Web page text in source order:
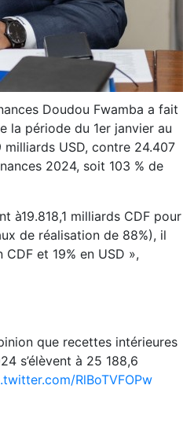
Doudou Fwamba a fait
la période du 1er janvier au
milliards USD, contre 24.407
2024, soit 103 % de
à19.818,1 milliards CDF pour
de réalisation de 88%), il
et 19% en USD »,
que recettes intérieures
s’élèvent à 25 188,6
RlBoTVFOPw